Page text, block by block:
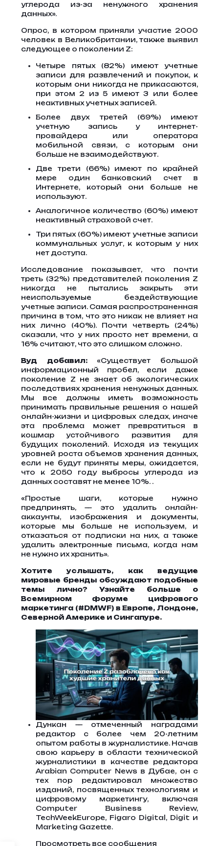
углерода из-за ненужного хранения
данных».
Опрос, в котором приняли участие 2000
человек в Великобритании, также выявил
следующее о поколении Z:
Четыре пятых (82%) имеют учетные
записи для развлечений и покупок, к
которым они никогда не прикасаются,
при этом 2 из 5 имеют 3 или более
неактивных учетных записей.
Более двух третей (69%) имеют
учетную запись у интернет-
провайдера или оператора
мобильной связи, с которым они
больше не взаимодействуют.
Две трети (66%) имеют по крайней
мере один банковский счет в
Интернете, который они больше не
используют.
Аналогичное количество (60%) имеют
неактивный страховой счет.
Три пятых (60%) имеют учетные записи
коммунальных услуг, к которым у них
нет доступа.
Исследование показывает, что почти
треть (32%) представителей поколения Z
никогда не пытались закрыть эти
неиспользуемые бездействующие
учетные записи. Самая распространенная
причина в том, что это никак не влияет на
них лично (40%). Почти четверть (24%)
сказали, что у них просто нет времени, а
16% считают, что это слишком сложно.
Вуд добавил:«Существует большой
информационный пробел, если даже
поколение Z не знает об экологических
последствиях хранения ненужных данных.
Мы все должны иметь возможность
принимать правильные решения о нашей
онлайн-жизни и цифровых следах, иначе
эта проблема может превратиться в
кошмар устойчивого развития для
будущих поколений. Исходя из текущих
уровней роста объемов хранения данных,
если не будут приняты меры, ожидается,
что к 2050 году выбросы углерода из
данных составят не менее 10%. .
«Простые шаги, которые нужно
предпринять, — это удалить онлайн-
аккаунты, изображения и документы,
которые мы больше не используем, и
отказаться от подписки на них, а также
удалить электронные письма, когда нам
не нужно их хранить».
Хотите услышать, как ведущие
мировые бренды обсуждают подобные
темы лично?
Узнайте больше о
Всемирном форуме цифрового
маркетинга (#DMWF) в Европе, Лондоне,
Северной Америке и Сингапуре.
Дункан — отмеченный наградами
редактор с более чем 20-летним
опытом работы в журналистике. Начав
свою карьеру в области технической
журналистики в качестве редактора
Arabian Computer News в Дубае, он с
тех пор редактировал множество
изданий, посвященных технологиям и
цифровому маркетингу, включая
Computer Business Review,
TechWeekEurope, Figaro Digital, Digit и
Marketing Gazette.
Просмотреть все сообщения